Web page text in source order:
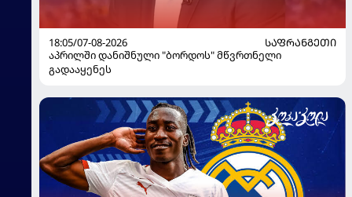
18:05/07-08-2026
ᲡᲐᲤᲠᲐᲜᲒᲔᲗᲘ
აპრილში დანიშნული "ბორდოს" მწვრთნელი
გადააყენეს